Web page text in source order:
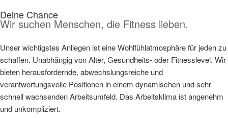
Deine Chance
Wir suchen Menschen, die Fitness lieben.
Unser wichtigstes Anliegen ist eine Wohlfühlatmosphäre für jeden zu
schaffen. Unabhängig von Alter, Gesundheits- oder Fitnesslevel. Wir
bieten herausfordernde, abwechslungsreiche und
verantwortungsvolle Positionen in einem dynamischen und sehr
schnell wachsenden Arbeitsumfeld. Das Arbeitsklima ist angenehm
und unkompliziert.